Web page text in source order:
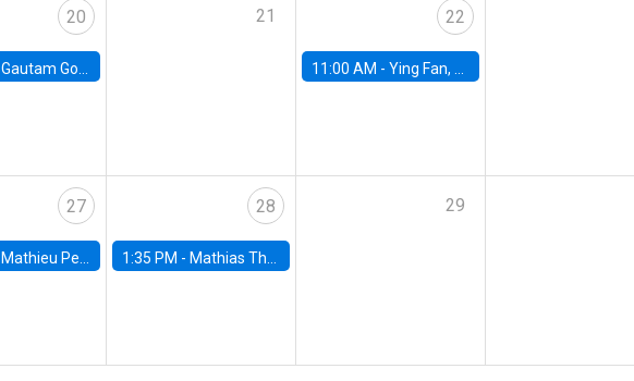
20
Gautam Gowrisankaran, Columbia University
21 22
11:00 AM -Ying Fan, University of Michigan
27
Mathieu Pedemonte, IDB
28
1:35 PM - Mathias Thoenig, University of Lausanne
29